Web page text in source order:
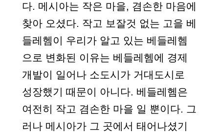
다. 메시아는 작은 마을, 겸손한 마음에
찾아 오셨다. 작고 보잘것 없는 고을 베
들레헴이 우리가 알고 있는 베들레헴
으로 변화된 이유는 베들레헴에 경제
개발이 일어나 소도시가 거대도시로
성장했기 때문이 아니다. 베들레헴은
여전히 작고 겸손한 마을 일 뿐이다. 그
러나 메시아가 그 곳에서 태어나셨기